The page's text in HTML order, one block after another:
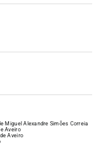
Miguel Alexandre Simões Correia
Aveiro
Aveiro